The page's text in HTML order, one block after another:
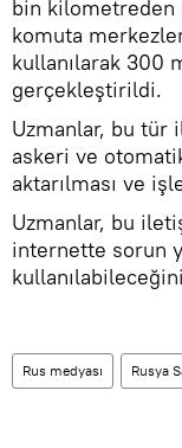
bin kilometreden
komuta
kullanılarak 300
gerçekleştirildi.
Uzmanlar, bu tür
askeri ve
aktarılması ve
Uzmanlar, bu
internette sorun
Rus medyası Rusya